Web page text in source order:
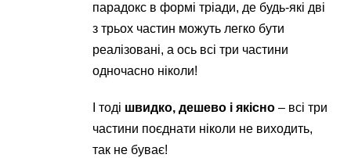
парадокс в формі тріади, де будь-які дві
з трьох частин можуть легко бути
реалізовані, а ось всі три частини
одночасно ніколи!
І тоді швидко, дешево і якісно – всі три
частини поєднати ніколи не виходить,
так не буває!